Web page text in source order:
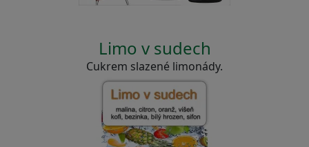
Limo v sudech
Cukrem slazené limonády.